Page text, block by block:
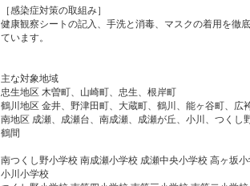
［感染症対策の取組み］
健康観察シートの記入、手洗と消毒、マスクの着用を徹
ています。
主な対象地域
忠生地区 木曽町、山崎町、忠生、根岸町
鶴川地区 金井、野津田町、大蔵町、鶴川、能ヶ谷町、広
南地区 成瀬、成瀬台、南成瀬、成瀬が丘、小川、つくし
鶴間
南つくし野小学校 南成瀬小学校 成瀬中央小学校 高ヶ坂
小川小学校